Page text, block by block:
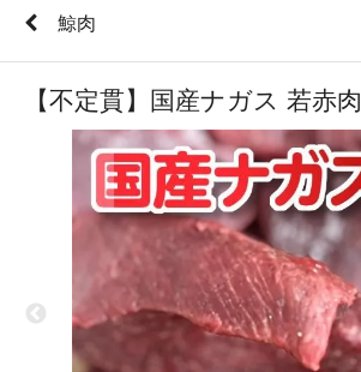
鯨肉
【不定貫】国産ナガス 若赤肉